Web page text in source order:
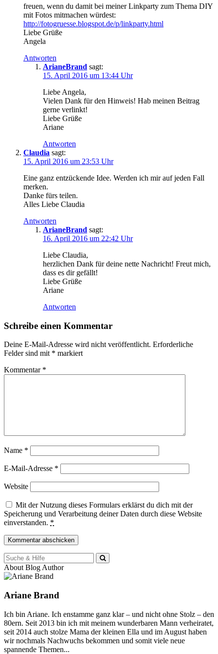
freuen, wenn du damit bei meiner Linkparty zum Thema DIY
mit Fotos mitmachen würdest:
http://fotogruesse.blogspot.de/p/linkparty.html
Liebe Grüße
Angela
Antworten
ArianeBrand sagt:
15. April 2016 um 13:44 Uhr
Liebe Angela,
Vielen Dank für den Hinweis! Hab meinen Beitrag
gerne verlinkt!
Liebe Grüße
Ariane
Antworten
Claudia sagt:
15. April 2016 um 23:53 Uhr
Eine ganz entzückende Idee. Werden ich mir auf jeden Fall
merken.
Danke fürs teilen.
Alles Liebe Claudia
Antworten
ArianeBrand sagt:
16. April 2016 um 22:42 Uhr
Liebe Claudia,
herzlichen Dank für deine nette Nachricht! Freut mich,
dass es dir gefällt!
Liebe Grüße
Ariane
Antworten
Schreibe einen Kommentar
Deine E-Mail-Adresse wird nicht veröffentlicht. Erforderliche
Felder sind mit * markiert
Kommentar *
Name *
E-Mail-Adresse *
Website
Mit der Nutzung dieses Formulars erklärst du dich mit der
Speicherung und Verarbeitung deiner Daten durch diese Website
einverstanden. *
Suche
für:
About Blog Author
Ariane Brand
Ich bin Ariane. Ich enstamme ganz klar – und nicht ohne Stolz – den
80ern. Seit 2013 bin ich mit meinem wunderbaren Mann verheiratet,
seit 2014 auch stolze Mama der kleinen Ella und im August haben
wir nochmals Nachwuchs bekommen und somit viele neue
spannende Themen...